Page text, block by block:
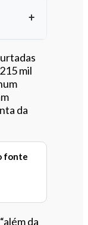
mil
da
fonte
da